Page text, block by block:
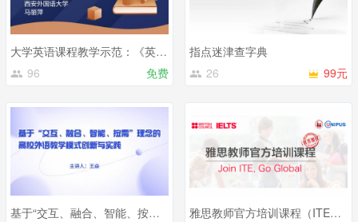
大学英语课程教学示范：《英语阅读》
96
免费
指点迷津查字典
26
99元
基于“交互、融合、智能、按需”理念的高校外语教学模式创新与实践
雅思教师官方培训课程（ITE）第27期